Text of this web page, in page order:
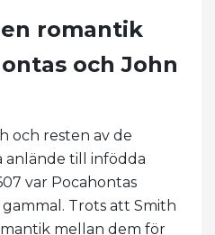
romantik
och John
och resten av de
anlände till infödda
var Pocahontas
Trots att Smith
mellan dem för